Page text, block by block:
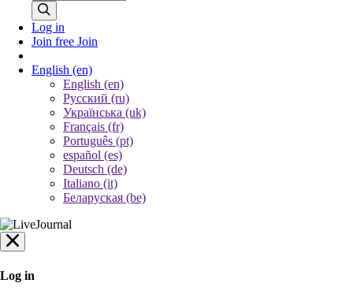
Log in
Join free Join
English (en)
English (en)
Русский (ru)
Українська (uk)
Français (fr)
Português (pt)
español (es)
Deutsch (de)
Italiano (it)
Беларуская (be)
Log in